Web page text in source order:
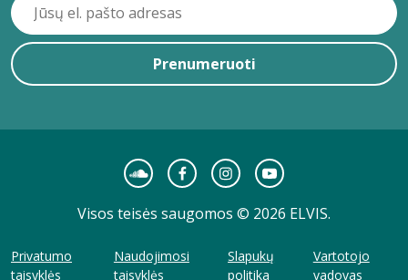
Prenumeruoti
Visos teisės saugomos © 2026 ELVIS.
Privatumo
taisyklės
Naudojimosi
taisyklės
Slapukų
politika
Vartotojo
vadovas